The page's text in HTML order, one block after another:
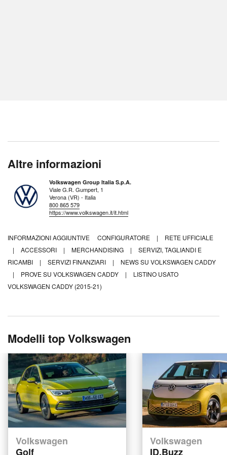
Altre informazioni
Volkswagen Group Italia S.p.A.
Viale G.R. Gumpert, 1
Verona (VR) - Italia
800 865 579
https://www.volkswagen.it/it.html
INFORMAZIONI AGGIUNTIVE CONFIGURATORE |
RETE UFFICIALE
|
ACCESSORI | MERCHANDISING |
SERVIZI, TAGLIANDI E
RICAMBI
| SERVIZI FINANZIARI |
NEWS SU VOLKSWAGEN CADDY
|
PROVE SU VOLKSWAGEN CADDY |
LISTINO USATO
VOLKSWAGEN CADDY (2015-21)
Modelli top Volkswagen
Volkswagen
Golf
Volkswagen
ID.Buzz